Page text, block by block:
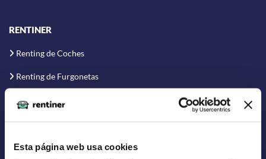
Esta página web usa cookies
RENTINER
Renting de Coches
Renting de Furgonetas
Renting Flexible
Renting Corto Plazo
Renting Coche Eléctrico